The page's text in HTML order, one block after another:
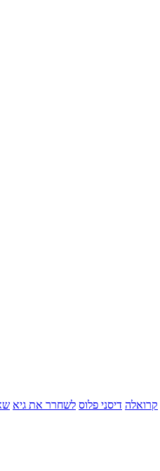
קרואלה דיסני פלוס לשחרר את גיא